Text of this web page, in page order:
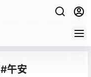
午安